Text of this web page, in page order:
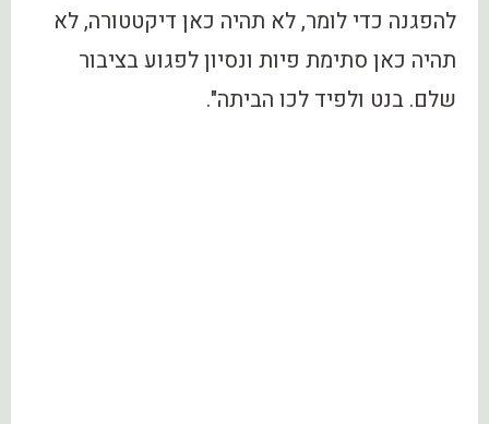
להפגנה כדי לומר, לא תהיה כאן דיקטטורה, לא
תהיה כאן סתימת פיות ונסיון לפגוע בציבור
שלם. בנט ולפיד לכו הביתה".